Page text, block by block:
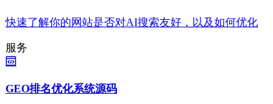
快速了解你的网站是否对AI搜索友好，以及如何优化
服务
GEO排名优化系统源码